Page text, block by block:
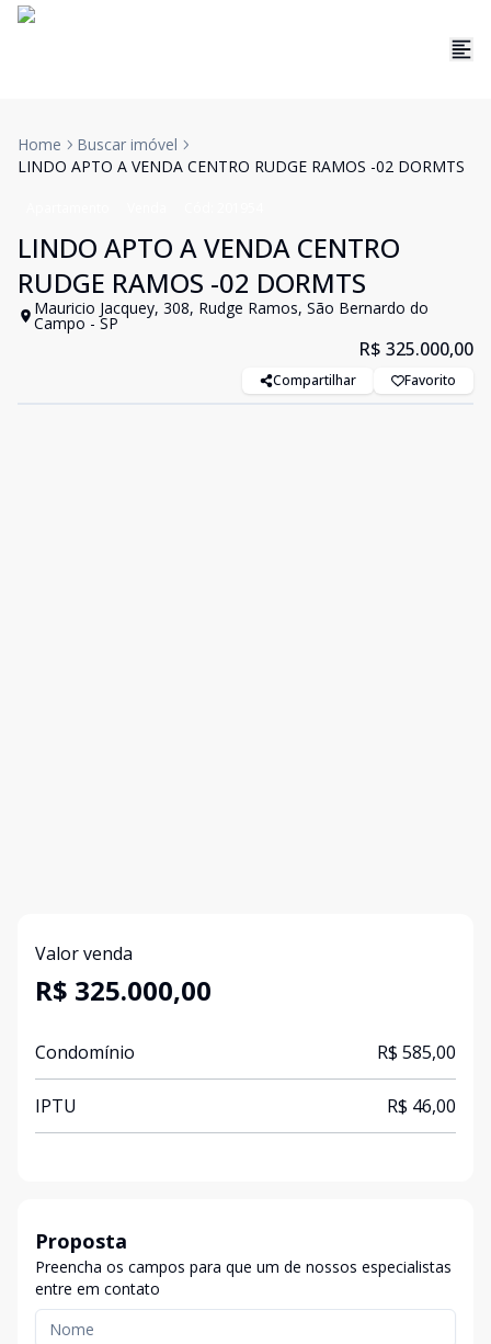
Home
Buscar imóvel
LINDO APTO A VENDA CENTRO RUDGE RAMOS -02 DORMTS
LINDO APTO A VENDA CENTRO
RUDGE RAMOS -02 DORMTS
Mauricio Jacquey, 308, Rudge Ramos, São Bernardo do
Campo - SP
R$ 325.000,00
Compartilhar Favorito
Valor venda
R$ 325.000,00
Condomínio R$ 585,00
IPTU R$ 46,00
Proposta
Preencha os campos para que um de nossos especialistas
entre em contato